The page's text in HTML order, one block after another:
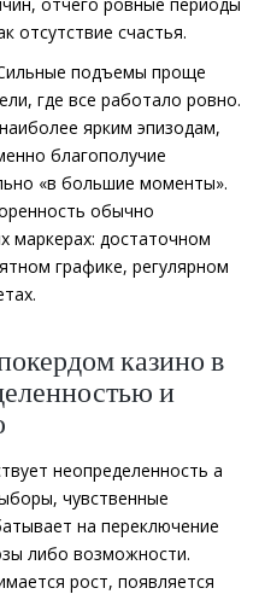
отсутствие счастья.
подъемы проще
где все работало ровно.
ярким эпизодам,
благополучие
«в большие моменты».
обычно
маркерах: достаточном
графике, регулярном
казино в
и
неопределенность а
чувственные
на переключение
либо возможности.
рост, появляется